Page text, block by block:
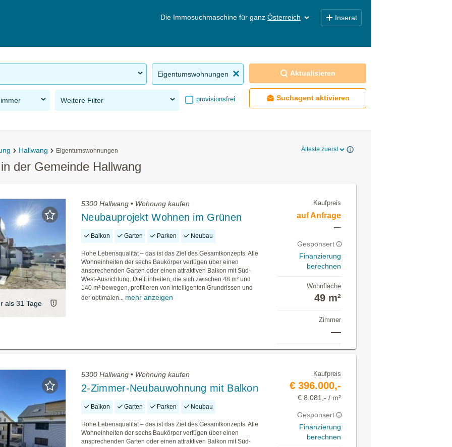
Die Immosuchmaschine für ganz Österreich Inserat
Eigentumswohnungen
Weitere Filter provisionsfrei
Aktualisieren
Suchagent aktivieren
Hallwang Eigentumswohnungen Älteste zuerst
der Gemeinde Hallwang
als 31 Tage
5300 Hallwang • Wohnung kaufen
Neubauprojekt Wohnen im Grünen
Balkon Garten Parken Neubau
Hohe Lebensqualität – das ist das Ziel des Gesamtkonzepts. Alle
Wohneinheiten der sechs Baukörper verfügen über einen
ansprechenden Garten oder einen attraktiven Balkon mit Süd-
West-Ausrichtung. Die Einheiten, die sich zwischen 48 m² und
140 m² bewegen, profitieren von intelligenten Grundrissen und
der optimalen... mehr anzeigen
Kaufpreis
auf Anfrage
—
Gesponsert
Finanzierung
berechnen
Wohnfläche
49 m²
Zimmer
—
5300 Hallwang • Wohnung kaufen
2-Zimmer-Neubauwohnung mit Balkon
Balkon Garten Parken Neubau
Hohe Lebensqualität – das ist das Ziel des Gesamtkonzepts. Alle
Wohneinheiten der sechs Baukörper verfügen über einen
ansprechenden Garten oder einen attraktiven Balkon mit Süd-
Kaufpreis
€ 396.000,-
€ 8.081,- / m²
Gesponsert
Finanzierung
berechnen